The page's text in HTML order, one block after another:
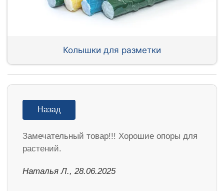
Колышки для разметки
Назад
Замечательный товар!!! Хорошие опоры для
растений.
Наталья Л., 28.06.2025